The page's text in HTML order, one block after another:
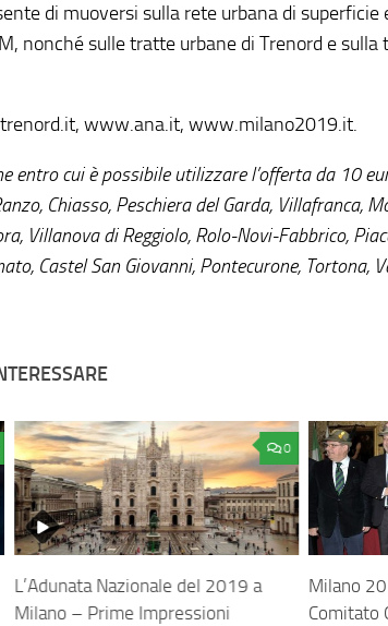
di muoversi sulla rete urbana di superficie
nonché sulle tratte urbane di Trenord e sulla
www.ana.it, www.milano2019.it.
entro cui è possibile utilizzare l’offerta da 10
Chiasso, Peschiera del Garda, Villafranca,
Villanova di Reggiolo, Rolo-Novi-Fabbrico,
Castel San Giovanni, Pontecurone, Tortona,
0
L’Adunata Nazionale del 2019 a
Milano – Prime Impressioni
Milano
Comitato